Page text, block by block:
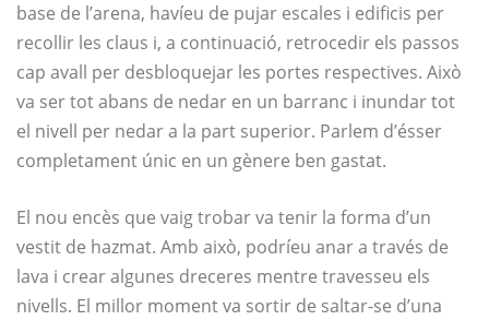
base de l’arena, havíeu de pujar escales i edificis per
recollir les claus i, a continuació, retrocedir els passos
cap avall per desbloquejar les portes respectives. Això
va ser tot abans de nedar en un barranc i inundar tot
el nivell per nedar a la part superior. Parlem d’ésser
completament únic en un gènere ben gastat.
El nou encès que vaig trobar va tenir la forma d’un
vestit de hazmat. Amb això, podríeu anar a través de
lava i crear algunes dreceres mentre travesseu els
nivells. El millor moment va sortir de saltar-se d’una